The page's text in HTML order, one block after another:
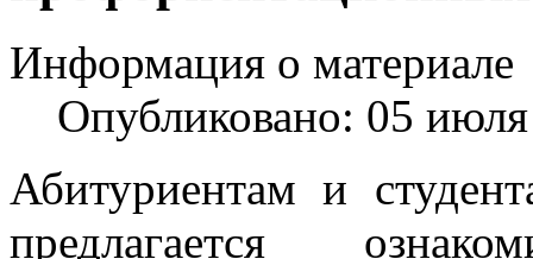
Информация о материале
Опубликовано: 05
Абитуриентам и
предлагается